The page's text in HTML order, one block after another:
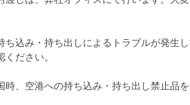
ち込み・持ち出しによるトラブルが発生し
ください。
時、空港への持ち込み・持ち出し禁止品を